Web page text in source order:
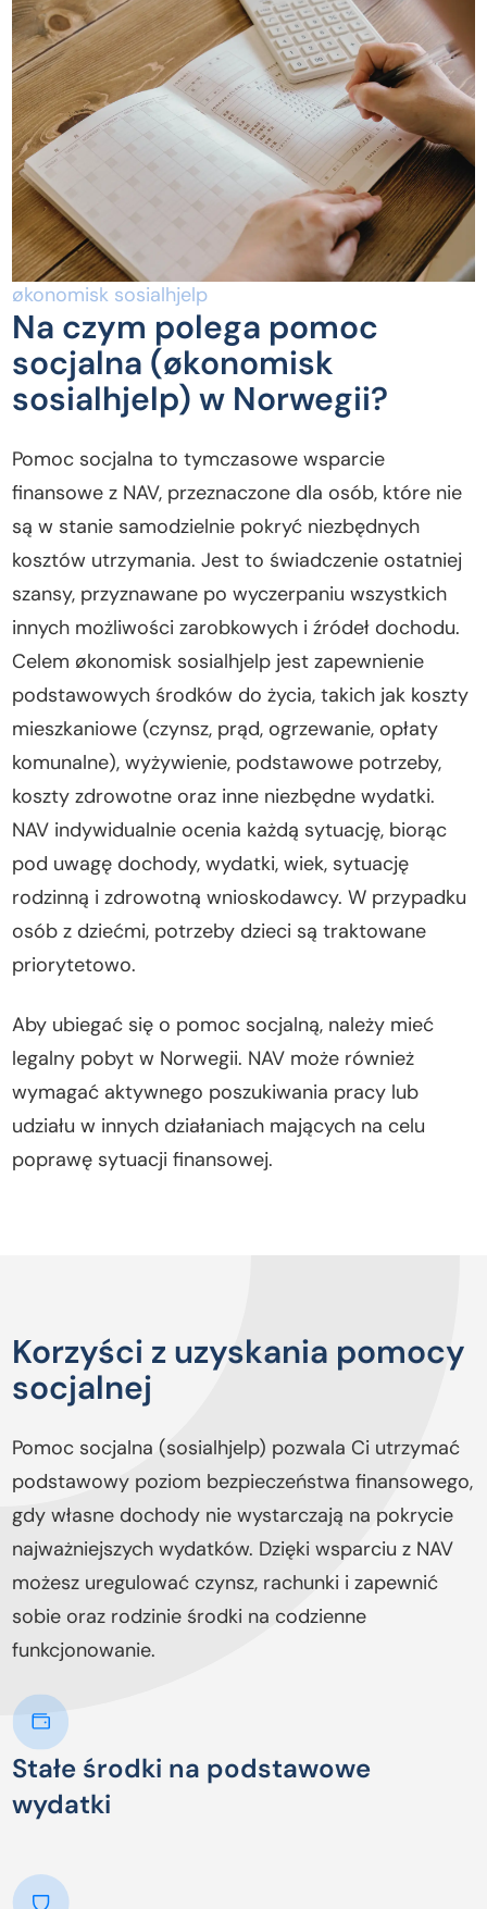
økonomisk sosialhjelp
Na czym polega pomoc
socjalna (økonomisk
sosialhjelp) w Norwegii?
Pomoc socjalna to tymczasowe wsparcie
finansowe z NAV, przeznaczone dla osób, które nie
są w stanie samodzielnie pokryć niezbędnych
kosztów utrzymania. Jest to świadczenie ostatniej
szansy, przyznawane po wyczerpaniu wszystkich
innych możliwości zarobkowych i źródeł dochodu.
Celem økonomisk sosialhjelp jest zapewnienie
podstawowych środków do życia, takich jak koszty
mieszkaniowe (czynsz, prąd, ogrzewanie, opłaty
komunalne), wyżywienie, podstawowe potrzeby,
koszty zdrowotne oraz inne niezbędne wydatki.
NAV indywidualnie ocenia każdą sytuację, biorąc
pod uwagę dochody, wydatki, wiek, sytuację
rodzinną i zdrowotną wnioskodawcy. W przypadku
osób z dziećmi, potrzeby dzieci są traktowane
priorytetowo.
Aby ubiegać się o pomoc socjalną, należy mieć
legalny pobyt w Norwegii. NAV może również
wymagać aktywnego poszukiwania pracy lub
udziału w innych działaniach mających na celu
poprawę sytuacji finansowej.
Korzyści z uzyskania pomocy
socjalnej
Pomoc socjalna (sosialhjelp) pozwala Ci utrzymać
podstawowy poziom bezpieczeństwa finansowego,
gdy własne dochody nie wystarczają na pokrycie
najważniejszych wydatków. Dzięki wsparciu z NAV
możesz uregulować czynsz, rachunki i zapewnić
sobie oraz rodzinie środki na codzienne
funkcjonowanie.
Stałe środki na podstawowe
wydatki